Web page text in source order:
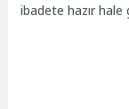
ibadete hazır hale